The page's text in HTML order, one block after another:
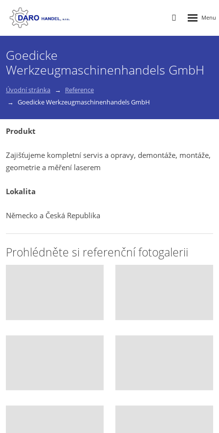
Vyhledávání
Goedicke
Werkzeugmaschinenhandels GmbH
Úvodní stránka
Reference
Goedicke Werkzeugmaschinenhandels GmbH
Produkt
Zajišťujeme kompletní servis a opravy, demontáže, montáže,
geometrie a měření laserem
Lokalita
Německo a Česká Republika
Prohlédněte si referenční fotogalerii